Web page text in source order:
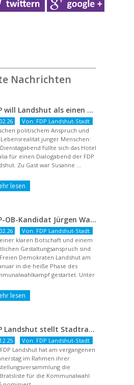
Nachrichten
FDP will Landshut als einen echten Chancenort gestalten
Von: FDP Landshut-Stadt
politischem Anspruch und
junger Menschen:
füllte sich das Hotel
für einen Dialogabend der FDP
Zu Gast war Susanne ...
FDP-OB-Kandidat Jürgen Wachter: „Politik auf Pump ist unsozial“
Von: FDP Landshut-Stadt
klaren Botschaft und einem
Gestaltungsanspruch sind
Demokraten Landshut am
in die heiße Phase des
gestartet. Unter
FDP Landshut stellt Stadtratsliste für 2026 auf – OB-Kandidat Jürgen Wachter betont Gestaltungsanspruch und liberale Zukunftsvision
Von: FDP Landshut-Stadt
Landshut hat am vergangenen
im Rahmen ihrer
die
für die Kommunalwahl